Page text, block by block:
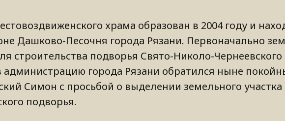
храма образован в 2004 году и
Дашково-Песочня города Рязани. Первоначально
строительства подворья Свято-Николо-
администрацию города Рязани обратился ныне
Симон с просьбой о выделении земельного участка
подворья.